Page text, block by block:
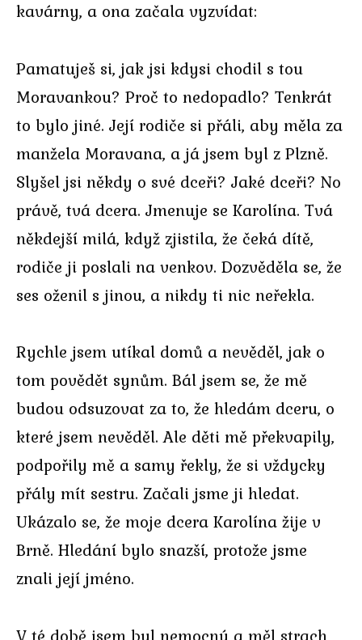
kavárny, a ona začala vyzvídat:
Pamatuješ si, jak jsi kdysi chodil s tou
Moravankou? Proč to nedopadlo? Tenkrát
to bylo jiné. Její rodiče si přáli, aby měla za
manžela Moravana, a já jsem byl z Plzně.
Slyšel jsi někdy o své dceři? Jaké dceři? No
právě, tvá dcera. Jmenuje se Karolína. Tvá
někdejší milá, když zjistila, že čeká dítě,
rodiče ji poslali na venkov. Dozvěděla se, že
ses oženil s jinou, a nikdy ti nic neřekla.
Rychle jsem utíkal domů a nevěděl, jak o
tom povědět synům. Bál jsem se, že mě
budou odsuzovat za to, že hledám dceru, o
které jsem nevěděl. Ale děti mě překvapily,
podpořily mě a samy řekly, že si vždycky
přály mít sestru. Začali jsme ji hledat.
Ukázalo se, že moje dcera Karolína žije v
Brně. Hledání bylo snazší, protože jsme
znali její jméno.